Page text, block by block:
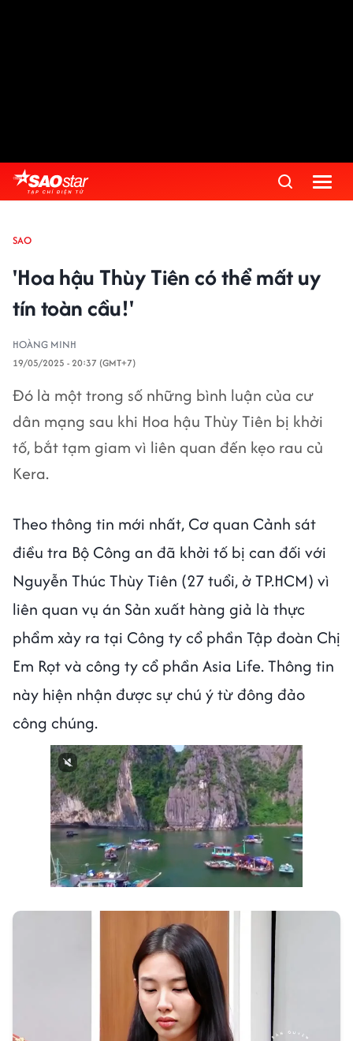
SAO
'Hoa hậu Thùy Tiên có thể mất uy
tín toàn cầu!'
HOÀNG MINH
19/05/2025 - 20:37 (GMT+7)
Đó là một trong số những bình luận của cư
dân mạng sau khi Hoa hậu Thùy Tiên bị khởi
tố, bắt tạm giam vì liên quan đến kẹo rau củ
Kera.
Theo thông tin mới nhất, Cơ quan Cảnh sát
điều tra Bộ Công an đã khởi tố bị can đối với
Nguyễn Thúc Thùy Tiên (27 tuổi, ở TP.HCM) vì
liên quan vụ án Sản xuất hàng giả là thực
phẩm xảy ra tại Công ty cổ phần Tập đoàn Chị
Em Rọt và công ty cổ phần Asia Life. Thông tin
này hiện nhận được sự chú ý từ đông đảo
công chúng.
Next video in 2 Cancel